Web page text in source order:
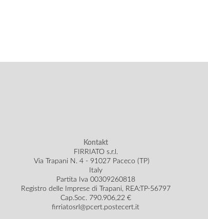
Kontakt
FIRRIATO s.r.l.
Via Trapani N. 4 - 91027 Paceco (TP)
Italy
Partita Iva 00309260818
Registro delle Imprese di Trapani, REA:TP-56797
Cap.Soc. 790.906,22 €
firriatosrl@pcert.postecert.it